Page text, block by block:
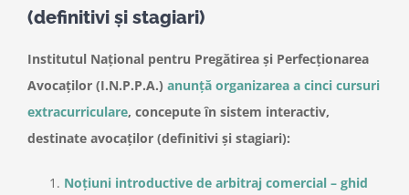
(definitivi și stagiari)
Institutul Național pentru Pregătirea și Perfecționarea
Avocaților (I.N.P.P.A.) anunță organizarea a cinci cursuri
extracurriculare, concepute în sistem interactiv,
destinate avocaților (definitivi și stagiari):
Noțiuni introductive de arbitraj comercial – ghid